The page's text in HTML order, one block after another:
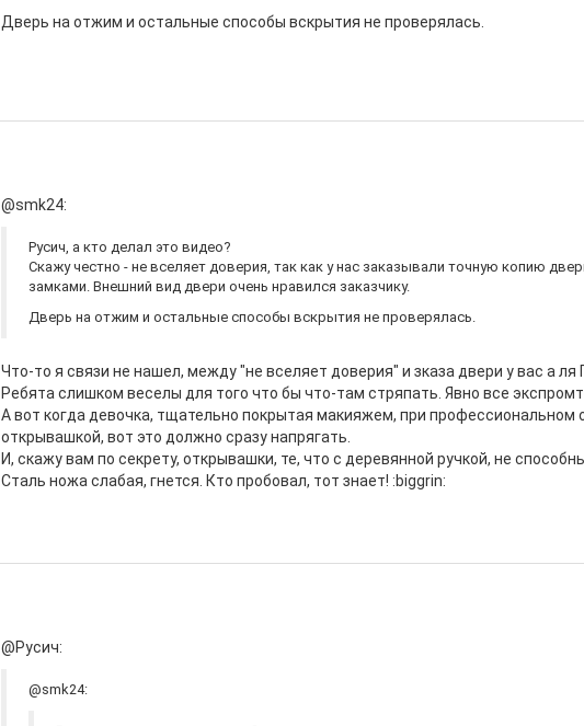
Дверь на отжим и остальные способы вскрытия не проверялась.
@smk24:
Русич, а кто делал это видео?
Скажу честно - не вселяет доверия, так как у нас заказывали точную копию
замками. Внешний вид двери очень нравился заказчику.
Дверь на отжим и остальные способы вскрытия не проверялась.
Что-то я связи не нашел, между "не вселяет доверия" и зказа двери у вас а ля
Ребята слишком веселы для того что бы что-там стряпать. Явно все
А вот когда девочка, тщательно покрытая макияжем, при
открывашкой, вот это должно сразу напрягать.
И, скажу вам по секрету, открывашки, те, что с деревянной ручкой, не
Сталь ножа слабая, гнется. Кто пробовал, тот знает! :biggrin:
@Русич:
@smk24: